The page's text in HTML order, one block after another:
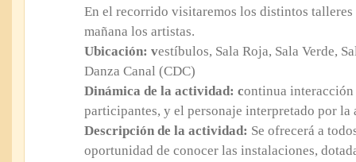
En el recorrido visitaremos los distintos
mañana los artistas.
Ubicación: vestíbulos, Sala Roja, Sala Verde,
Danza Canal (CDC)
Dinámica de la actividad: continua
participantes, y el personaje interpretado por la
Descripción de la actividad: Se ofrecerá a
oportunidad de conocer las instalaciones,